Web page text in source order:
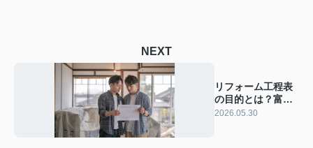
NEXT
リフォーム工程表
の目的とは？富士
宮市で安心工事の
2026.05.30